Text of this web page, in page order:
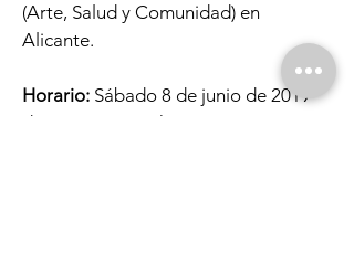
(Arte, Salud y Comunidad) en
Alicante.
Horario: Sábado 8 de junio de 2019
de 10.00 a 19.30 h.